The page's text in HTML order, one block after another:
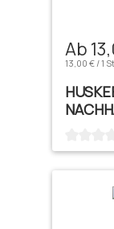
Ab
13,00 € / 1